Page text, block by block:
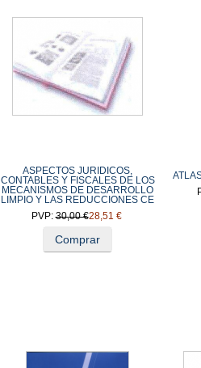
ASPECTOS JURIDICOS,
CONTABLES Y FISCALES DE LOS
MECANISMOS DE DESARROLLO
LIMPIO Y LAS REDUCCIONES CE
PVP:30,00 €28,51 €
Comprar